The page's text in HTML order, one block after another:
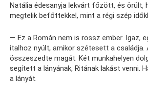
Natália édesanyja lekvárt főzött, és örült,
megtelik befőttekkel, mint a régi szép
— Ez a Román nem is rossz ember. Igaz,
italhoz nyúlt, amikor szétesett a családja.
összeszedte magát. Két munkahelyen
segített a lányának, Ritának lakást venni.
a lányát.